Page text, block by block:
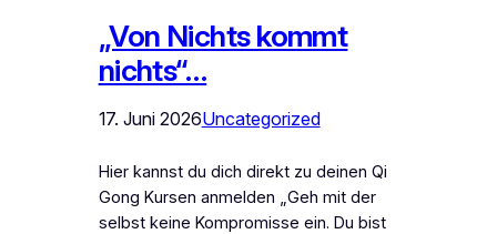
„Von Nichts kommt
nichts“…
17. Juni 2026Uncategorized
Hier kannst du dich direkt zu deinen Qi
Gong Kursen anmelden „Geh mit der
selbst keine Kompromisse ein. Du bist